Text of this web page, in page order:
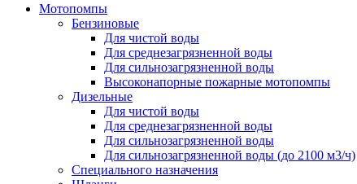
Мотопомпы
Бензиновые
Для чистой воды
Для среднезагрязненной воды
Для сильнозагрязненной воды
Высоконапорные пожарные мотопомпы
Дизельные
Для чистой воды
Для среднезагрязненной воды
Для сильнозагрязненной воды
Для сильнозагрязненной воды (до 2100 м3/ч)
Специального назначения